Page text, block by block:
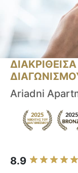
ΔΙΑΓΩΝΙΣΜΟΥ
Ariadni
8.9